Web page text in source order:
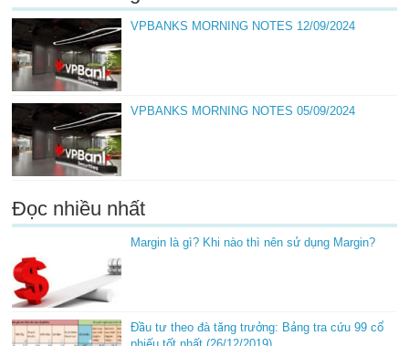
VPBANKS MORNING NOTES 12/09/2024
VPBANKS MORNING NOTES 05/09/2024
Đọc nhiều nhất
Margin là gì? Khi nào thì nên sử dụng Margin?
Đầu tư theo đà tăng trưởng: Bảng tra cứu 99 cổ